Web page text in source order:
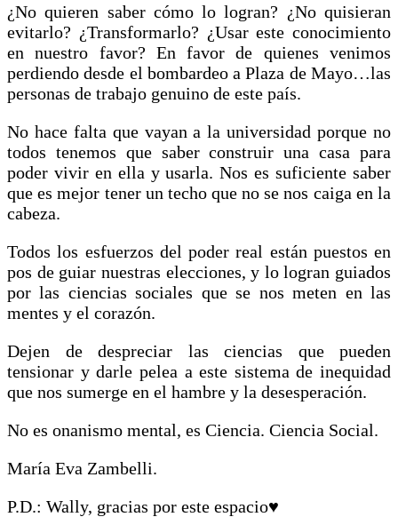
¿No quieren saber cómo lo logran? ¿No quisieran
evitarlo? ¿Transformarlo? ¿Usar este conocimiento
en nuestro favor? En favor de quienes venimos
perdiendo desde el bombardeo a Plaza de Mayo…las
personas de trabajo genuino de este país.
No hace falta que vayan a la universidad porque no
todos tenemos que saber construir una casa para
poder vivir en ella y usarla. Nos es suficiente saber
que es mejor tener un techo que no se nos caiga en la
cabeza.
Todos los esfuerzos del poder real están puestos en
pos de guiar nuestras elecciones, y lo logran guiados
por las ciencias sociales que se nos meten en las
mentes y el corazón.
Dejen de despreciar las ciencias que pueden
tensionar y darle pelea a este sistema de inequidad
que nos sumerge en el hambre y la desesperación.
No es onanismo mental, es Ciencia. Ciencia Social.
María Eva Zambelli.
P.D.: Wally, gracias por este espacio♥